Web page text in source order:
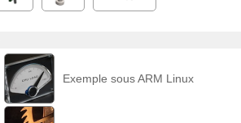
Exemple sous ARM Linux